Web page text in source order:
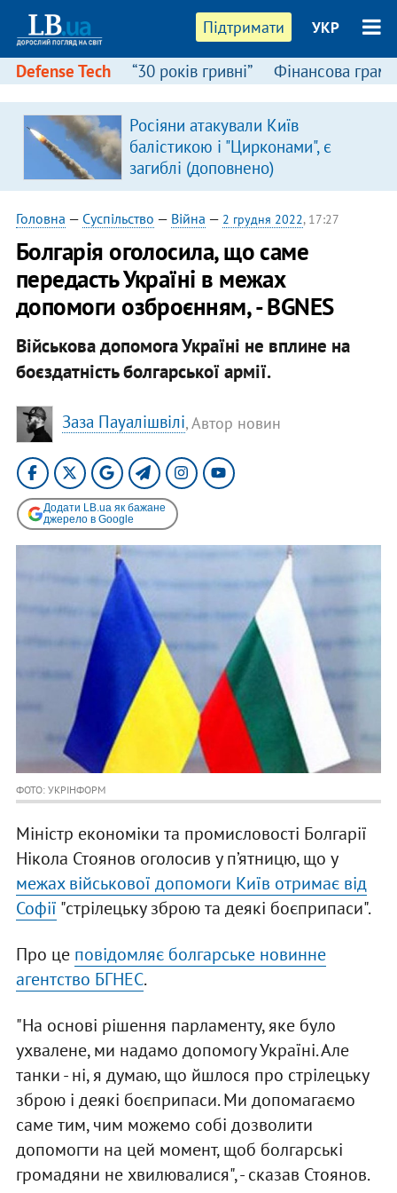
Підтримати УКР
Defense Tech “30 років гривні” Фінансова
Росіяни атакували Київ
балістикою і "Цирконами", є
загиблі (доповнено)
Головна — Суспільство — Війна — 2 грудня 2022, 17:27
Болгарія оголосила, що саме
передасть Україні в межах
допомоги озброєнням, - BGNES
Військова допомога Україні не вплине на
боєздатність болгарської армії.
Заза Пауалішвілі, Автор новин
Додати LB.ua як бажане
джерело в Google
ФОТО: УКРІНФОРМ
Міністр економіки та промисловості Болгарії
Нікола Стоянов оголосив у п’ятницю, що у
межах військової допомоги Київ отримає від
Софії "стрілецьку зброю та деякі боєприпаси".
Про це повідомляє болгарське новинне
агентство БГНЕС.
"На основі рішення парламенту, яке було
ухвалене, ми надамо допомогу Україні. Але
танки - ні, я думаю, що йшлося про стрілецьку
зброю і деякі боєприпаси. Ми допомагаємо
саме тим, чим можемо собі дозволити
допомогти на цей момент, щоб болгарські
громадяни не хвилювалися", - сказав Стоянов.